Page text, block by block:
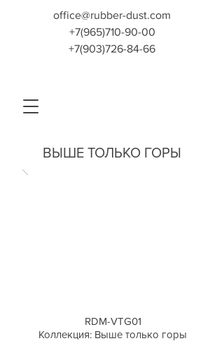
office@rubber-dust.com
+7(965)710-90-00
+7(903)726-84-66
ВЫШЕ ТОЛЬКО ГОРЫ
RDM-VTG01
Коллекция: Выше только горы